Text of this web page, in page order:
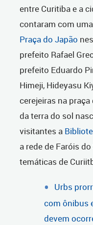
entre Curitiba e a
contaram com
Praça do Japão
prefeito Rafael
prefeito Eduardo
Himeji, Hideyasu
cerejeiras na
da terra do sol
visitantes a
a rede de Faróis
temáticas de
Urbs
com ônibus
devem